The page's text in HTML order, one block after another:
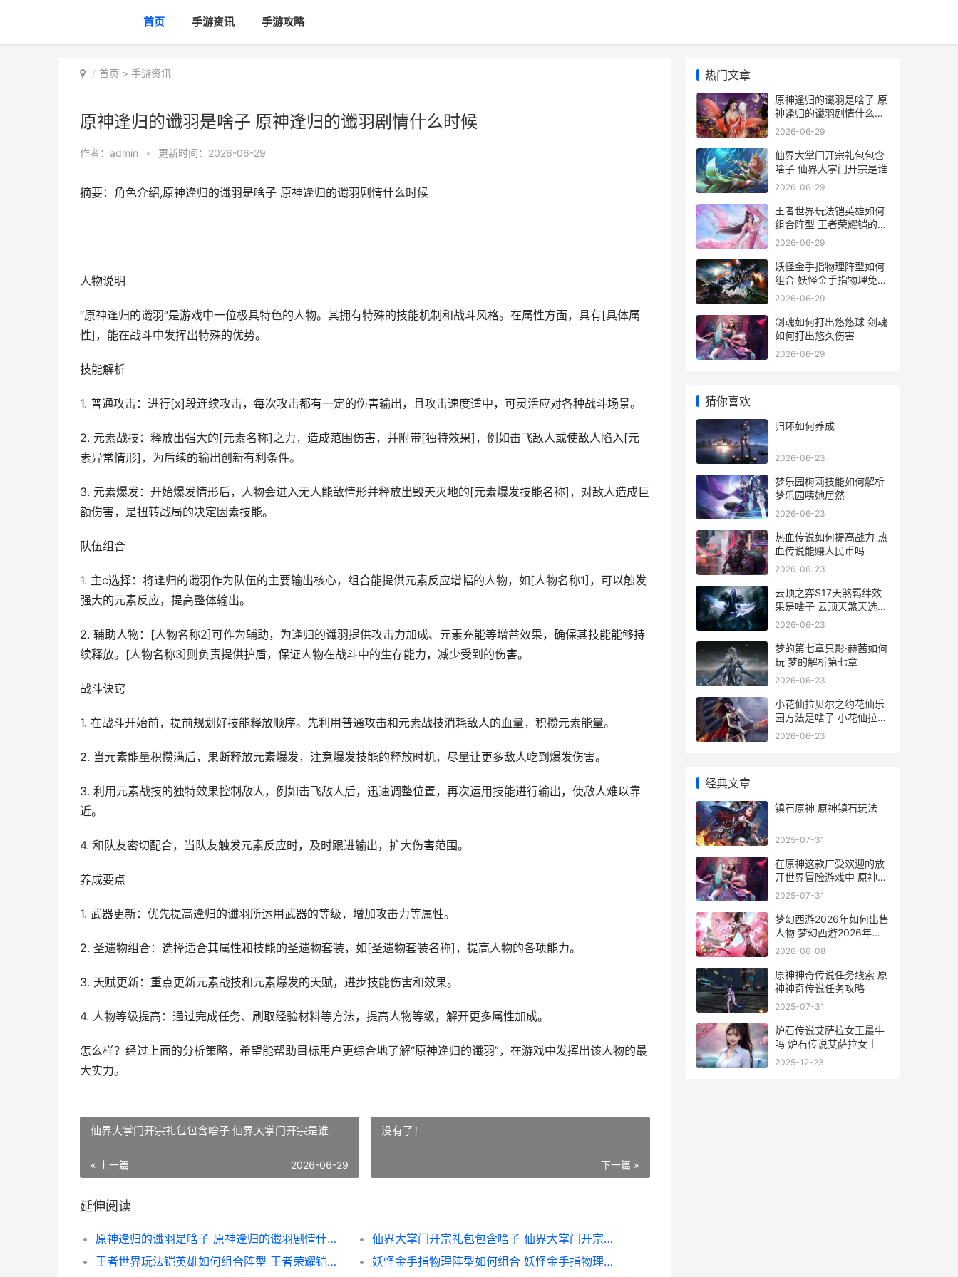
首页 手游资讯 手游攻略
首页 > 手游资讯
原神逢归的谶羽是啥子 原神逢归的谶羽剧情什么时候
作者： admin • 更新时间：2026-06-29
摘要：角色介绍,原神逢归的谶羽是啥子 原神逢归的谶羽剧情什么时候
人物说明
“原神逢归的谶羽”是游戏中一位极具特色的人物。其拥有特殊的技能机制和战斗风格。在属性方面，具有[具体属
性]，能在战斗中发挥出特殊的优势。
技能解析
1. 普通攻击：进行[x]段连续攻击，每次攻击都有一定的伤害输出，且攻击速度适中，可灵活应对各种战斗场景。
2. 元素战技：释放出强大的[元素名称]之力，造成范围伤害，并附带[独特效果]，例如击飞敌人或使敌人陷入[元
素异常情形]，为后续的输出创新有利条件。
3. 元素爆发：开始爆发情形后，人物会进入无人能敌情形并释放出毁天灭地的[元素爆发技能名称]，对敌人造成巨
额伤害，是扭转战局的决定因素技能。
队伍组合
1. 主c选择：将逢归的谶羽作为队伍的主要输出核心，组合能提供元素反应增幅的人物，如[人物名称1]，可以触发
强大的元素反应，提高整体输出。
2. 辅助人物：[人物名称2]可作为辅助，为逢归的谶羽提供攻击力加成、元素充能等增益效果，确保其技能能够持
续释放。[人物名称3]则负责提供护盾，保证人物在战斗中的生存能力，减少受到的伤害。
战斗诀窍
1. 在战斗开始前，提前规划好技能释放顺序。先利用普通攻击和元素战技消耗敌人的血量，积攒元素能量。
2. 当元素能量积攒满后，果断释放元素爆发，注意爆发技能的释放时机，尽量让更多敌人吃到爆发伤害。
3. 利用元素战技的独特效果控制敌人，例如击飞敌人后，迅速调整位置，再次运用技能进行输出，使敌人难以靠
近。
4. 和队友密切配合，当队友触发元素反应时，及时跟进输出，扩大伤害范围。
养成要点
1. 武器更新：优先提高逢归的谶羽所运用武器的等级，增加攻击力等属性。
2. 圣遗物组合：选择适合其属性和技能的圣遗物套装，如[圣遗物套装名称]，提高人物的各项能力。
3. 天赋更新：重点更新元素战技和元素爆发的天赋，进步技能伤害和效果。
4. 人物等级提高：通过完成任务、刷取经验材料等方法，提高人物等级，解开更多属性加成。
怎么样？经过上面的分析策略，希望能帮助目标用户更综合地了解“原神逢归的谶羽”，在游戏中发挥出该人物的最
大实力。
仙界大掌门开宗礼包包含啥子 仙界大掌门开宗是谁
« 上一篇 2026-06-29
没有了！
下一篇 »
延伸阅读
原神逢归的谶羽是啥子 原神逢归的谶羽剧情什么时候
仙界大掌门开宗礼包包含啥子 仙界大掌门开宗是谁
王者世界玩法铠英雄如何组合阵型 王者荣耀铠的玩法技巧2021
妖怪金手指物理阵型如何组合 妖怪金手指物理免疫怎么打
热门文章
原神逢归的谶羽是啥子 原
神逢归的谶羽剧情什么时
候
2026-06-29
仙界大掌门开宗礼包包含
啥子 仙界大掌门开宗是谁
2026-06-29
王者世界玩法铠英雄如何
组合阵型 王者荣耀铠的玩
法技巧2021
2026-06-29
妖怪金手指物理阵型如何
组合 妖怪金手指物理免疫
怎么打
2026-06-29
剑魂如何打出悠悠球 剑魂
如何打出悠久伤害
2026-06-29
猜你喜欢
归环如何养成
2026-06-23
梦乐园梅莉技能如何解析
梦乐园咦她居然
2026-06-23
热血传说如何提高战力 热
血传说能赚人民币吗
2026-06-23
云顶之弈S17天煞羁绊效
果是啥子 云顶天煞天选什
么意思
2026-06-23
梦的第七章只影·赫茜如何
玩 梦的解析第七章
2026-06-23
小花仙拉贝尔之约花仙乐
园方法是啥子 小花仙拉贝
尔之约页游互通版
2026-06-23
经典文章
镇石原神 原神镇石玩法
2025-07-31
在原神这款广受欢迎的放
开世界冒险游戏中 原神受
众
2025-07-31
梦幻西游2026年如何出售
人物 梦幻西游2026年劳
动节活动
2026-06-08
原神神奇传说任务线索 原
神神奇传说任务攻略
2025-07-31
炉石传说艾萨拉女王最牛
吗 炉石传说艾萨拉女士
2025-12-23